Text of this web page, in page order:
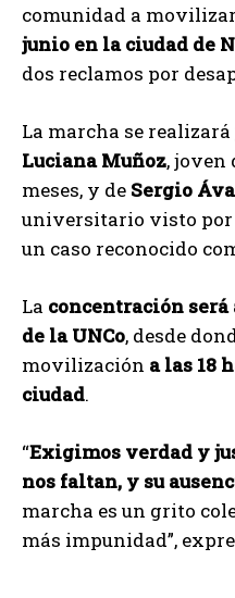
comunidad a
junio en la ciudad de
dos reclamos por
La marcha se realizará
Luciana Muñoz, joven
meses, y de Sergio
universitario visto por
un caso reconocido
La concentración será
de la UNCo, desde
movilización a las 18
ciudad.
“Exigimos verdad y
nos faltan, y su
marcha es un grito
más impunidad”,